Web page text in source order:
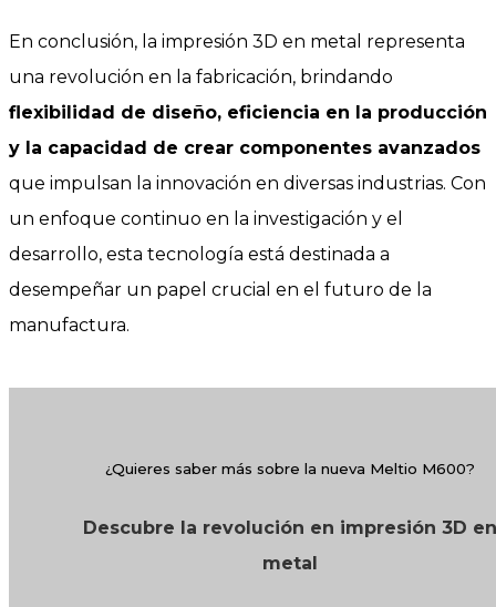
En conclusión, la impresión 3D en metal representa
una revolución en la fabricación, brindando
flexibilidad de diseño, eficiencia en la producción
y la capacidad de crear componentes avanzados
que impulsan la innovación en diversas industrias. Con
un enfoque continuo en la investigación y el
desarrollo, esta tecnología está destinada a
desempeñar un papel crucial en el futuro de la
manufactura.
¿Quieres saber más sobre la nueva Meltio M600?
Descubre la revolución en impresión 3D en
metal